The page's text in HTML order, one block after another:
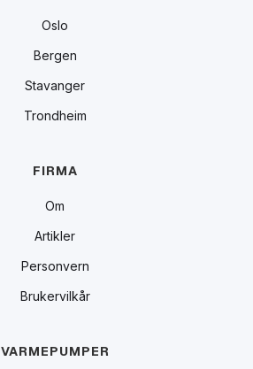
Oslo
Bergen
Stavanger
Trondheim
FIRMA
Om
Artikler
Personvern
Brukervilkår
VARMEPUMPER